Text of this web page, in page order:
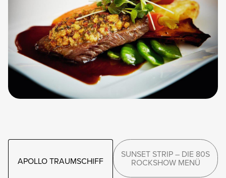
APOLLO TRAUMSCHIFF
SUNSET STRIP – DIE 80S
ROCKSHOW MENÜ